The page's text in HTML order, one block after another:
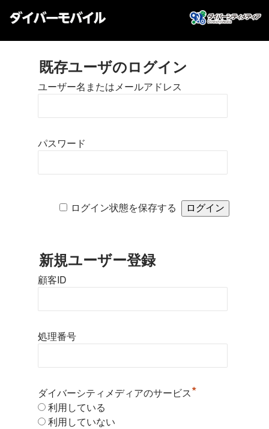
既存ユーザのログイン
ユーザー名またはメールアドレス
パスワード
ログイン状態を保存する
新規ユーザー登録
顧客ID
処理番号
ダイバーシティメディアのサービス*
利用している
利用していない